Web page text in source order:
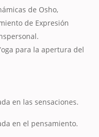
de Osho,
de Expresión
para la apertura del
en las sensaciones.
en el pensamiento.